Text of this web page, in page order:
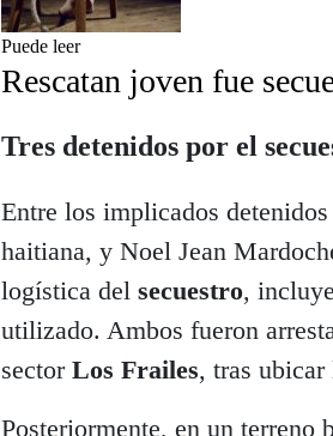
Puede leer
Rescatan joven fue
Tres detenidos por el
Entre los implicados
haitiana, y Noel Jean
logística del secuestro,
utilizado. Ambos fueron
sector Los Frailes, tras
Posteriormente, en un terreno